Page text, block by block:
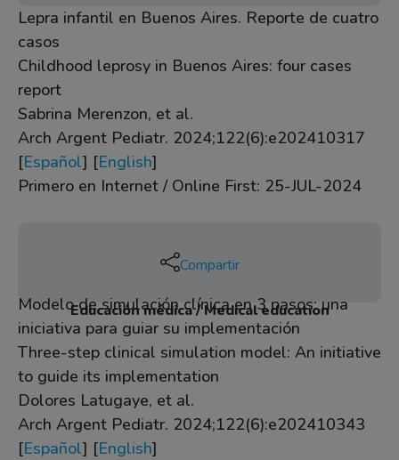
Lepra infantil en Buenos Aires. Reporte de cuatro
casos
Childhood leprosy in Buenos Aires: four cases
report
Sabrina Merenzon, et al.
Arch Argent Pediatr. 2024;122(6):e202410317
[Español] [English]
Primero en Internet / Online First: 25-JUL-2024
Compartir
Educación médica / Medical education
Modelo de simulación clínica en 3 pasos: una
iniciativa para guiar su implementación
Three-step clinical simulation model: An initiative
to guide its implementation
Dolores Latugaye, et al.
Arch Argent Pediatr. 2024;122(6):e202410343
[Español] [English]